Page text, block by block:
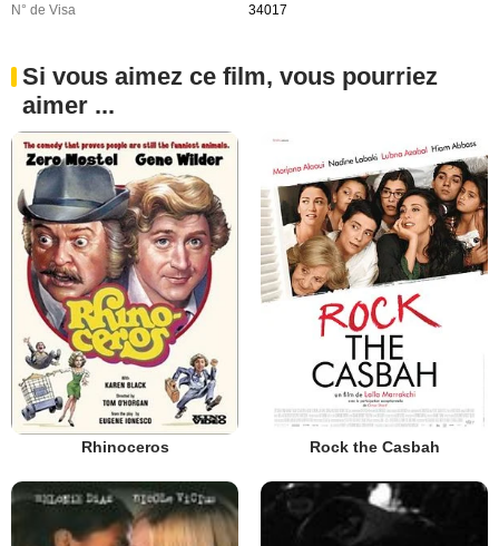
N° de Visa
34017
Si vous aimez ce film, vous pourriez
aimer ...
Rhinoceros Rock the Casbah